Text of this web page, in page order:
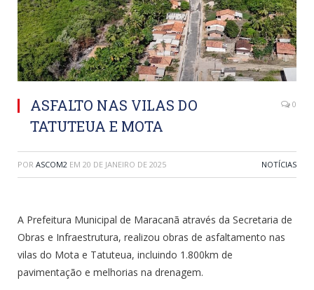
ASFALTO NAS VILAS DO
TATUTEUA E MOTA
0
POR ASCOM2 EM 20 DE JANEIRO DE 2025 NOTÍCIAS
A Prefeitura Municipal de Maracanã através da Secretaria de
Obras e Infraestrutura, realizou obras de asfaltamento nas
vilas do Mota e Tatuteua, incluindo 1.800km de
pavimentação e melhorias na drenagem.